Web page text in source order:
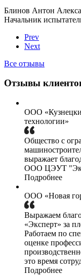
Блинов Антон
Начальник
Prev
Next
Все отзывы
Отзывы
ООО
технологии»
Общество с
выражает
ООО ЦЭУТ
Подробнее
ООО «Новая
Выражаем
«Эксперт» за
Работаем по
оценке
это время
Подробнее